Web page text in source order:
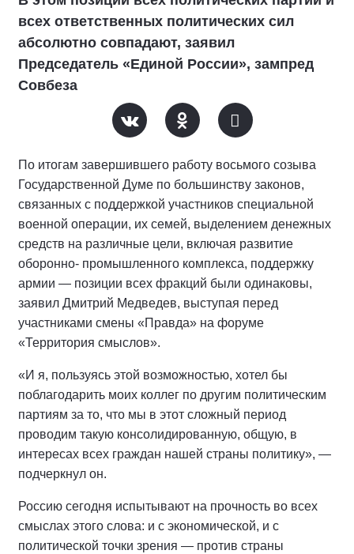
всех ответственных политических сил
абсолютно совпадают, заявил
Председатель «Единой России», зампред
Совбеза
По итогам завершившего работу восьмого созыва
Государственной Думе по большинству законов,
связанных с поддержкой участников специальной
военной операции, их семей, выделением денежных
средств на различные цели, включая развитие
оборонно- промышленного комплекса, поддержку
армии — позиции всех фракций были одинаковы,
заявил Дмитрий Медведев, выступая перед
участниками смены «Правда» на форуме
«Территория смыслов».
«И я, пользуясь этой возможностью, хотел бы
поблагодарить моих коллег по другим политическим
партиям за то, что мы в этот сложный период
проводим такую консолидированную, общую, в
интересах всех граждан нашей страны политику», —
подчеркнул он.
Россию сегодня испытывают на прочность во всех
смыслах этого слова: и с экономической, и с
политической точки зрения — против страны